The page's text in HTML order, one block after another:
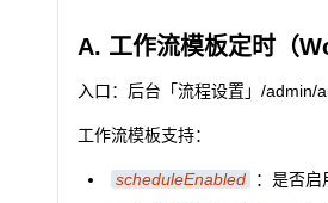
A. 工作流模板定时（
入口：后台「流程设置」/admin/
工作流模板支持：
scheduleEnabled
：是否启